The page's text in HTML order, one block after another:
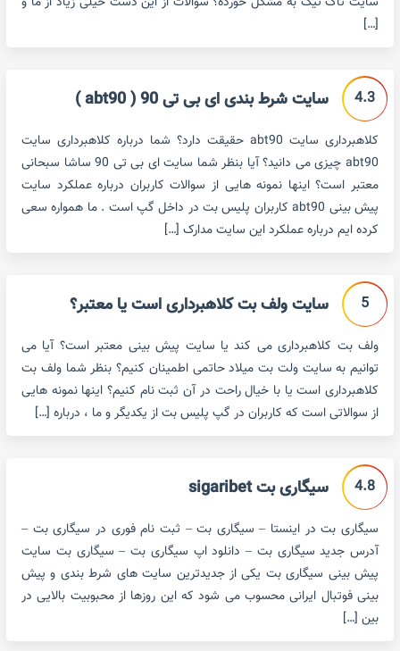
[…]
4.3 سایت شرط بندی ای بی تی 90 ( abt90 )
کلاهبرداری سایت abt90 حقیقت دارد؟ شما درباره کلاهبرداری سایت
abt90 چیزی می دانید؟ آیا بنظر شما سایت ای بی تی 90 ساشا سبحانی
معتبر است؟ اینها نمونه هایی از سوالات کاربران درباره عملکرد سایت
پیش بینی abt90 کاربران پلیس بت در داخل گپ است . ما همواره سعی
کرده ایم درباره عملکرد این سایت مدارک […]
5 سایت ولف بت کلاهبرداری است یا معتبر؟
ولف بت کلاهبرداری می کند یا سایت پیش بینی معتبر است؟ آیا می
توانیم به سایت ولت بت میلاد حاتمی اطمینان کنیم؟ بنظر شما ولف بت
کلاهبرداری است یا با خیال راحت در آن ثبت نام کنیم؟ اینها نمونه هایی
از سوالاتی است که کاربران در گپ پلیس بت از یکدیگر و ما ، درباره […]
4.8 سیگاری بت sigaribet
سیگاری بت در اینستا – سیگاری بت – ثبت نام فوری در سیگاری بت –
آدرس جدید سیگاری بت – دانلود اپ سیگاری بت – سیگاری بت سایت
پیش بینی سیگاری بت یکی از جدیدترین سایت های شرط بندی و پیش
بینی فوتبال ایرانی محسوب می شود که این روزها از محبوبیت بالایی در
بین […]